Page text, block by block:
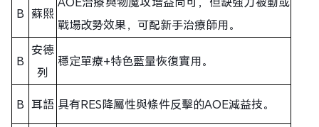
B 蘇熙
戰場改勢效果，可配新手治療師用。
B
安德
列
穩定單療+特色藍量恢復實用。
B 耳語 具有RES降屬性與條件反擊的AOE減益技。